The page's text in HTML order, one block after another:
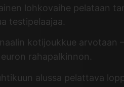
lohkovaihe pelataan
testipelaajaa.
kotijoukkue arvotaan
rahapalkinnon.
alussa pelattava